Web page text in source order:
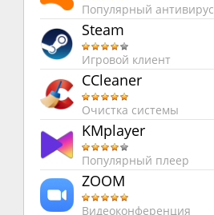
Популярный антивирус
Steam
Игровой клиент
CCleaner
Очистка системы
KMplayer
Популярный плеер
ZOOM
Видеоконференция